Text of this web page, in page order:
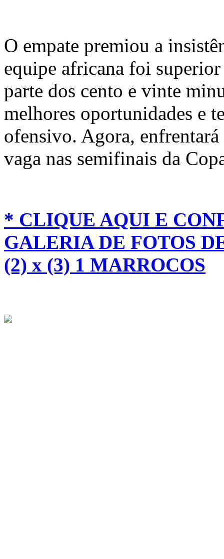
O empate premiou a
equipe africana foi
parte dos cento e vinte
melhores oportunidades e
ofensivo. Agora,
vaga nas semifinais da
* CLIQUE AQUI E
GALERIA DE FOTOS
(2) x (3) 1 MARROCOS